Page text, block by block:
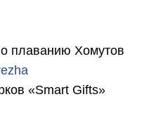
плаванию Хомутов
«Smart Gifts»